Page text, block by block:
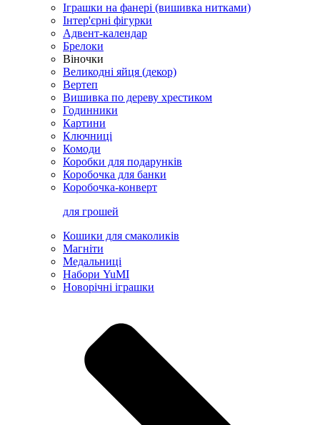
Іграшки на фанері (вишивка нитками)
Інтер'єрні фігурки
Адвент-календар
Брелоки
Віночки
Великодні яйця (декор)
Вертеп
Вишивка по дереву хрестиком
Годинники
Картини
Ключниці
Комоди
Коробки для подарунків
Коробочка для банки
Коробочка-конверт
для грошей
Кошики для смаколиків
Магніти
Медальниці
Набори YuMI
Новорічні іграшки